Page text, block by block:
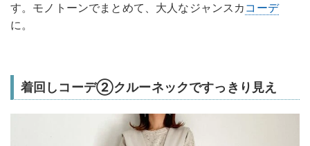
す。モノトーンでまとめて、大人なジャンスカ コーデ
に。
着回しコーデ②クルーネックですっきり見え